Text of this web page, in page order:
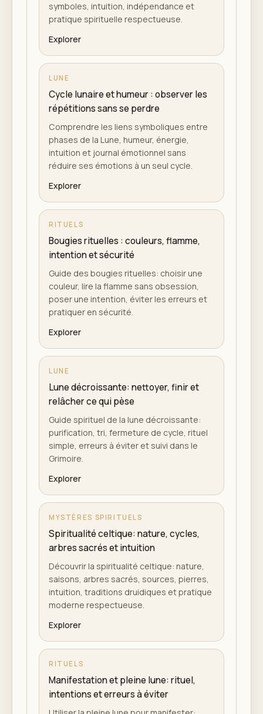
symboles, intuition, indépendance et
pratique spirituelle respectueuse.
Explorer
LUNE
Cycle lunaire et humeur : observer les
répétitions sans se perdre
Comprendre les liens symboliques entre
phases de la Lune, humeur, énergie,
intuition et journal émotionnel sans
réduire ses émotions à un seul cycle.
Explorer
RITUELS
Bougies rituelles : couleurs, flamme,
intention et sécurité
Guide des bougies rituelles: choisir une
couleur, lire la flamme sans obsession,
poser une intention, éviter les erreurs et
pratiquer en sécurité.
Explorer
LUNE
Lune décroissante: nettoyer, finir et
relâcher ce qui pèse
Guide spirituel de la lune décroissante:
purification, tri, fermeture de cycle, rituel
simple, erreurs à éviter et suivi dans le
Grimoire.
Explorer
MYSTÈRES SPIRITUELS
Spiritualité celtique: nature, cycles,
arbres sacrés et intuition
Découvrir la spiritualité celtique: nature,
saisons, arbres sacrés, sources, pierres,
intuition, traditions druidiques et pratique
moderne respectueuse.
Explorer
RITUELS
Manifestation et pleine lune: rituel,
intentions et erreurs à éviter